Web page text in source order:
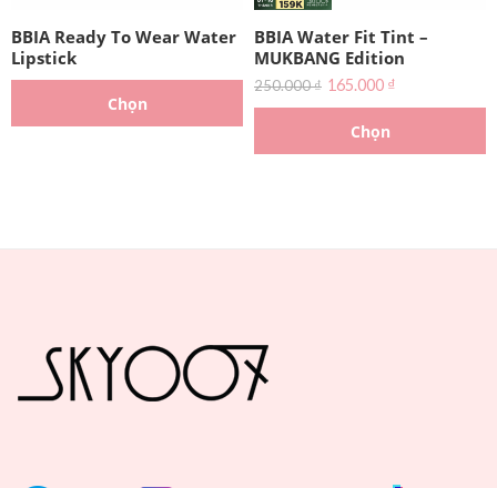
BBIA Ready To Wear Water
Lipstick
Chọn
BBIA Water Fit Tint –
MUKBANG Edition
250.000₫ 165.000 ₫
Chọn